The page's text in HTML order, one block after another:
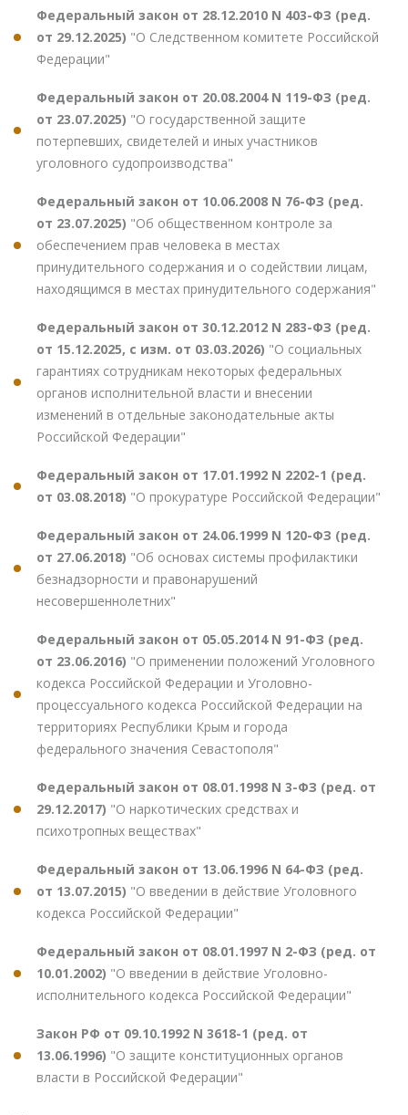
Федеральный закон от 28.12.2010 N 403-ФЗ (ред.
от 29.12.2025) "О Следственном комитете Российской
Федерации"
Федеральный закон от 20.08.2004 N 119-ФЗ (ред.
от 23.07.2025) "О государственной защите
потерпевших, свидетелей и иных участников
уголовного судопроизводства"
Федеральный закон от 10.06.2008 N 76-ФЗ (ред.
от 23.07.2025) "Об общественном контроле за
обеспечением прав человека в местах
принудительного содержания и о содействии лицам,
находящимся в местах принудительного содержания"
Федеральный закон от 30.12.2012 N 283-ФЗ (ред.
от 15.12.2025, с изм. от 03.03.2026) "О социальных
гарантиях сотрудникам некоторых федеральных
органов исполнительной власти и внесении
изменений в отдельные законодательные акты
Российской Федерации"
Федеральный закон от 17.01.1992 N 2202-1 (ред.
от 03.08.2018) "О прокуратуре Российской Федерации"
Федеральный закон от 24.06.1999 N 120-ФЗ (ред.
от 27.06.2018) "Об основах системы профилактики
безнадзорности и правонарушений
несовершеннолетних"
Федеральный закон от 05.05.2014 N 91-ФЗ (ред.
от 23.06.2016) "О применении положений Уголовного
кодекса Российской Федерации и Уголовно-
процессуального кодекса Российской Федерации на
территориях Республики Крым и города
федерального значения Севастополя"
Федеральный закон от 08.01.1998 N 3-ФЗ (ред. от
29.12.2017) "О наркотических средствах и
психотропных веществах"
Федеральный закон от 13.06.1996 N 64-ФЗ (ред.
от 13.07.2015) "О введении в действие Уголовного
кодекса Российской Федерации"
Федеральный закон от 08.01.1997 N 2-ФЗ (ред. от
10.01.2002) "О введении в действие Уголовно-
исполнительного кодекса Российской Федерации"
Закон РФ от 09.10.1992 N 3618-1 (ред. от
13.06.1996) "О защите конституционных органов
власти в Российской Федерации"